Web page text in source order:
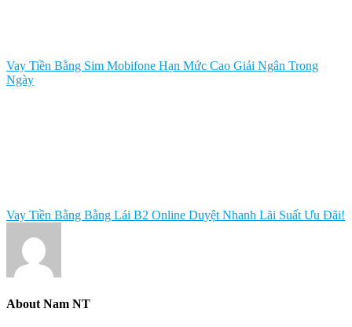
Vay Tiền Bằng Sim Mobifone Hạn Mức Cao Giải Ngân Trong
Ngày
Vay Tiền Bằng Bằng Lái B2 Online Duyệt Nhanh Lãi Suất Ưu Đãi!
About Nam NT